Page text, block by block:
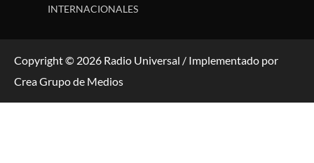
INTERNACIONALES
Copyright © 2026 Radio Universal / Implementado por
Crea Grupo de Medios